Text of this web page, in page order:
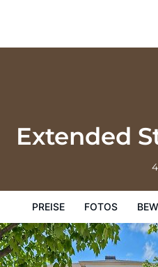
Extended
PREISE FOTOS